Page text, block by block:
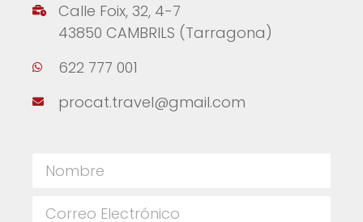
Calle Foix, 32, 4-7
43850 CAMBRILS (Tarragona)
622 777 001
procat.travel@gmail.com